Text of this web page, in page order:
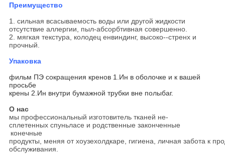
Преимущество
1. сильная всасываемость воды или другой жидкости
отсутствие аллергии, пыл-абсорбтивная совершенно.
2. мягкая текстура, колодец енвиндинг, высоко--стренх и
прочный.
Упаковка
фильм ПЭ сокращения кренов 1.Ин в оболочке и к вашей
просьбе
крены 2.Ин внутри бумажной трубки вне полыбаг.
О нас
мы профессиональный изготовитель тканей не-
сплетенных спуньласе и родственные законченные
конечные
продукты, меняя от хоузехолдкаре, гигиена, личная забота к
обслуживания.